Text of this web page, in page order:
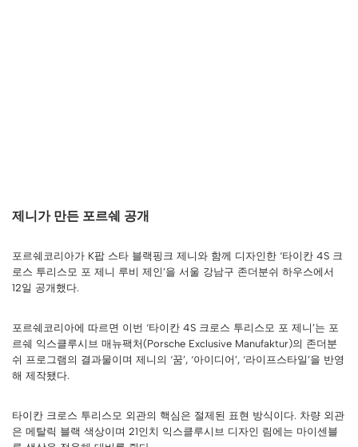
제니가 만든 포르쉐 공개
포르쉐코리아가 K팝 스타 블랙핑크 제니와 함께 디자인한 ‘타이칸 4S 크
로스 투리스모 포 제니 루비 제인’을 서울 강남구 존더분쉬 하우스에서
12일 공개했다.
포르쉐코리아에 따르면 이번 ‘타이칸 4S 크로스 투리스모 포 제니’는 포
르쉐 익스클루시브 매뉴팩처(Porsche Exclusive Manufaktur)의 존더분
쉬 프로그램의 결과물이며 제니의 ‘꿈’, ‘아이디어’, ‘라이프스타일’을 반영
해 제작됐다.
타이칸 크로스 투리스모 외관의 핵심은 절제된 표현 방식이다. 차량 외관
은 메탈릭 블랙 색상이며 21인치 익스클루시브 디자인 림에는 마이센블